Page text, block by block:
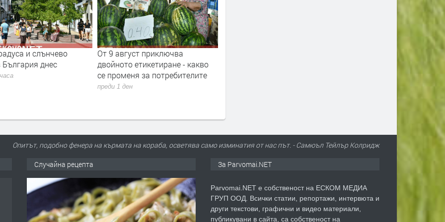
и слънчево
България днес
От 9 август приключва
двойното етикетиране - какво
се променя за потребителите
преди 1 ден
В Европа се диша по-чист
въздух, но климатът
България показваме
да правим и крачка
Опитът, подобно фенера на кърмата на кораба, осветява само изминатия от нас път. - Самюъл Тейлър Колридж
Случайна рецепта За Parvomai.NET
Parvomai.NET е собственост на ЕСКОМ МЕДИА
ГРУП ООД. Всички статии, репортажи, интервюта и
други текстови, графични и видео материали,
публикувани в сайта, са собственост на